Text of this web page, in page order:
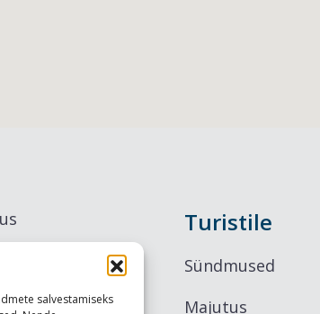
salvestamiseks
Turistile
Sündmused
Majutus